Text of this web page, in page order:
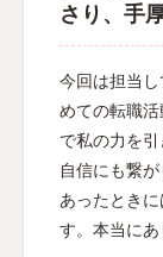
さり、手
今回は担当
めての転職
で私の力を
自信にも繋
あったとき
す。本当にあ